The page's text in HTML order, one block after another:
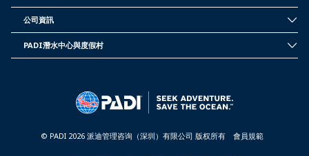
PADI
INFORMATION
公司資訊
PADI潛水中心與度假村
© PADI 2026 派迪管理咨询（深圳）有限公司 版权所有 會員規範